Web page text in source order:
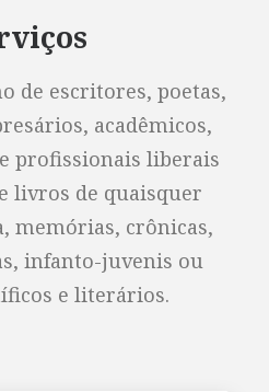
de escritores, poetas,
acadêmicos,
profissionais liberais
livros de quaisquer
memórias, crônicas,
infanto-juvenis ou
e literários.